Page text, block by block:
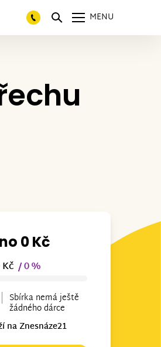
MENU
0 Kč
Kč/ 0 %
Sbírka nemá ještě
žádného dárce
na Znesnáze21